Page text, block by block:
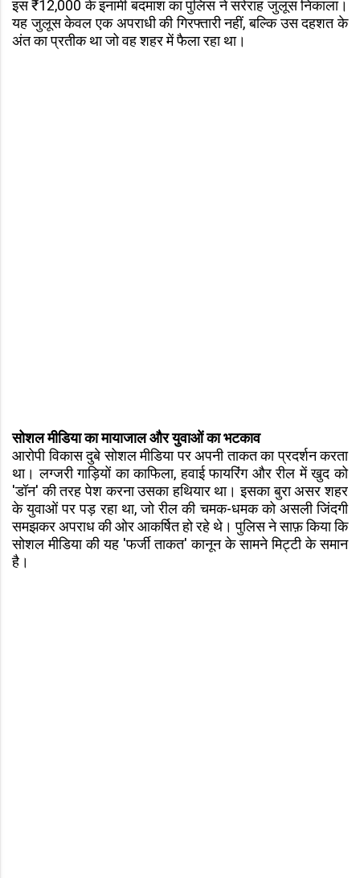
इस ₹12,000 के इनामी बदमाश का पुलिस ने सरेराह जुलूस निकाला।
यह जुलूस केवल एक अपराधी की गिरफ्तारी नहीं, बल्कि उस दहशत के
अंत का प्रतीक था जो वह शहर में फैला रहा था।
सोशल मीडिया का मायाजाल और युवाओं का भटकाव
आरोपी विकास दुबे सोशल मीडिया पर अपनी ताकत का प्रदर्शन करता
था। लग्जरी गाड़ियों का काफिला, हवाई फायरिंग और रील में खुद को
'डॉन' की तरह पेश करना उसका हथियार था। इसका बुरा असर शहर
के युवाओं पर पड़ रहा था, जो रील की चमक-धमक को असली जिंदगी
समझकर अपराध की ओर आकर्षित हो रहे थे। पुलिस ने साफ़ किया कि
सोशल मीडिया की यह 'फर्जी ताकत' कानून के सामने मिट्टी के समान
है।